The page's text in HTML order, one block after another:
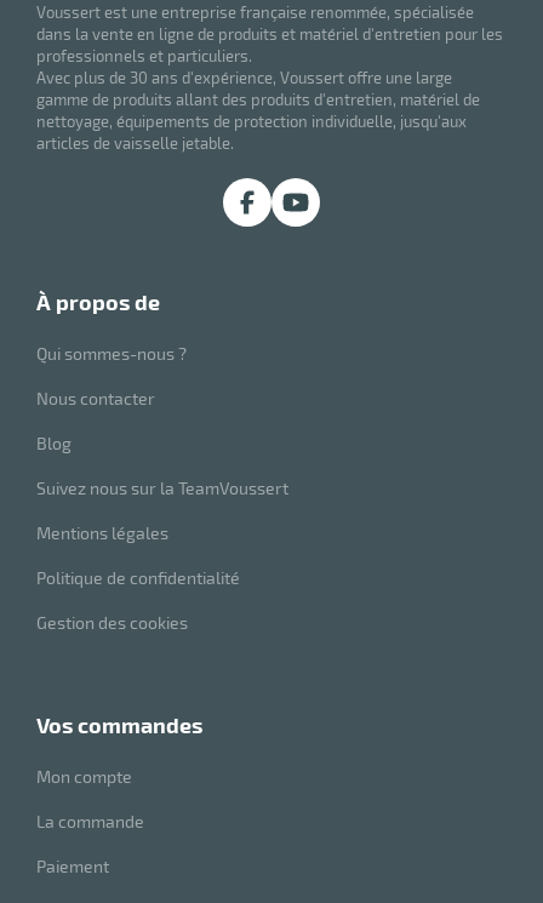
Voussert est une entreprise française renommée, spécialisée
dans la vente en ligne de produits et matériel d'entretien pour les
professionnels et particuliers.
Avec plus de 30 ans d'expérience, Voussert offre une large
gamme de produits allant des produits d'entretien, matériel de
nettoyage, équipements de protection individuelle, jusqu'aux
articles de vaisselle jetable.
à propos de
Qui sommes-nous ?
Nous contacter
Blog
Suivez nous sur la TeamVoussert
Mentions légales
Politique de confidentialité
Gestion des cookies
vos commandes
Mon compte
La commande
Paiement